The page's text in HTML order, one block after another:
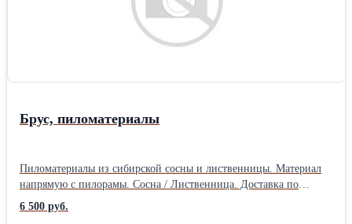
2,5х3,2м Цена 90000 за шт. Возможны и другие размеры, и
изделия, смотрите наши другие объявления или позвоните нам.
. Доставляем по городу и области Находимся в Иркутске
Собственное производство
Брус, пиломатериалы
Пиломатериалы из сибирской сосны и лиственницы. Материал
напрямую с пилорамы. Сосна / Лиственница. Доставка по
звонку, возможна оплата по факту приезда машины. *Цена
указана за позицию - эконом* и свежий* (синева присутствует)
6 500 руб.